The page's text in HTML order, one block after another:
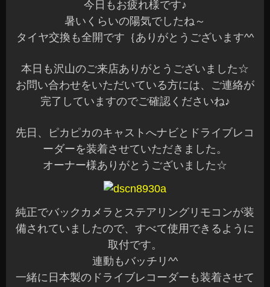
今日もお疲れ様です♪
暑いくらいの陽気でしたね～
タイヤ交換も全開です｛ありがとうございます^^
本日も沢山のご来店ありがとうございました☆
お問い合わせをいただいている方には、ご連絡が
完了していますのでご確認くださいね♪
先日、ピカピカのキャストへナビとドライブレコ
ーダーを装着させていただきました。
オーナー様ありがとうございました☆
純正でバックカメラとステアリングリモコンが装
備されていましたので、すべて使用できるように
取付です。
連動もバッチリ^^
一緒に日本製のドライブレコーダーも装着させて